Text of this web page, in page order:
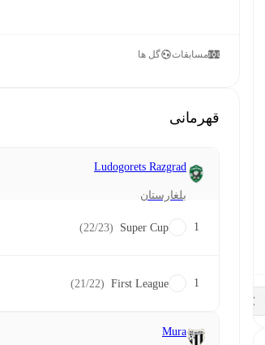
مسابقات گل ها
قهرمانی
Ludogorets Razgrad
بلغارستان
1
Super Cup
(22/23)
1
First League
(21/22)
Mura